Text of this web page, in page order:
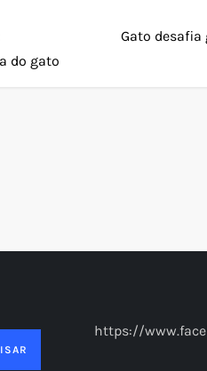
do gato
Gato desafia
https://